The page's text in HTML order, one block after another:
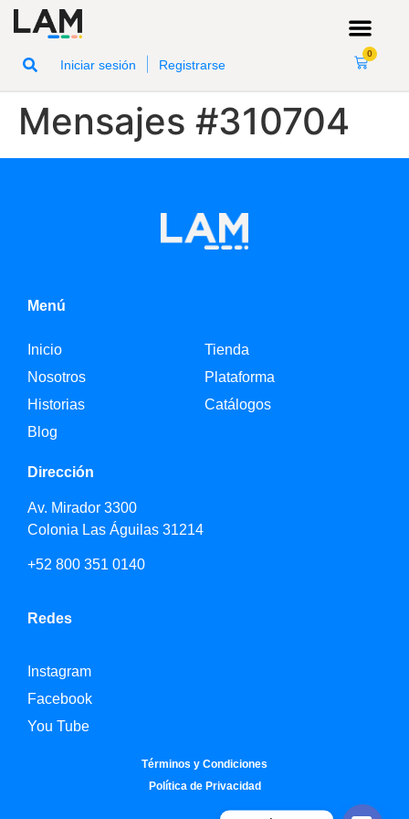
Iniciar sesión Registrarse
0
Mensajes #310704
Menú
Inicio
Nosotros
Historias
Blog
Tienda
Plataforma
Catálogos
Dirección
Av. Mirador 3300
Colonia Las Águilas 31214
+52 800 351 0140
Redes
Instagram
Facebook
You Tube
Términos y Condiciones
Política de Privacidad